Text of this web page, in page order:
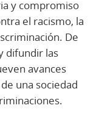
y compromiso
el racismo, la
De
difundir las
avances
una sociedad